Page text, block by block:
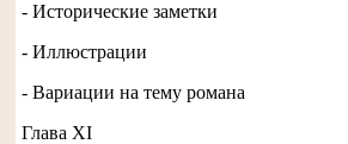
- Исторические заметки
- Иллюстрации
- Вариации на тему романа
Глава XI